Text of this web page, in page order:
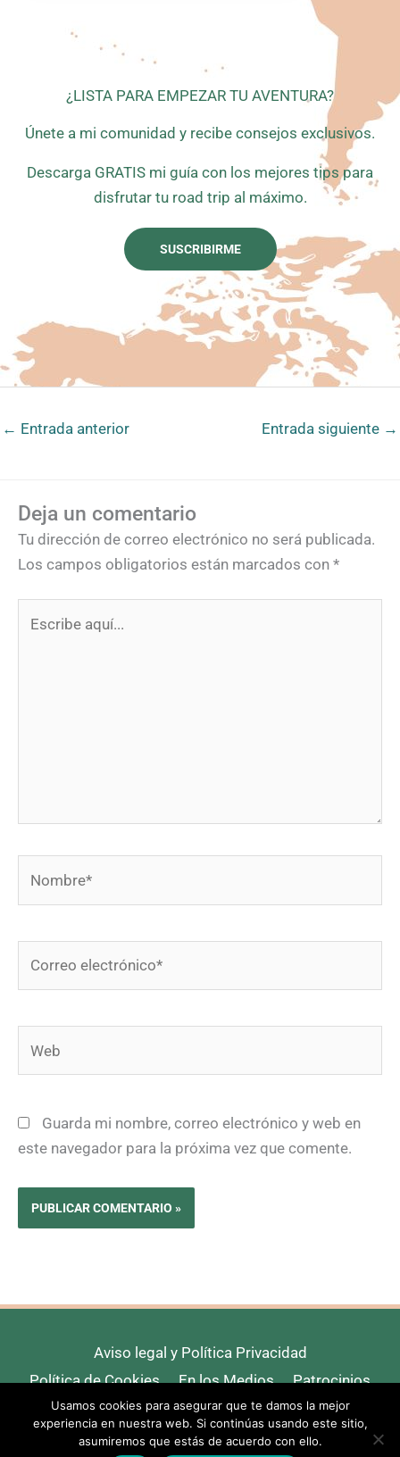
¿LISTA PARA EMPEZAR TU AVENTURA?
Únete a mi comunidad y recibe consejos exclusivos.
Descarga GRATIS mi guía con los mejores tips para
disfrutar tu road trip al máximo.
SUSCRIBIRME
← Entrada anterior Entrada siguiente →
Deja un comentario
Tu dirección de correo electrónico no será publicada.
Los campos obligatorios están marcados con *
Guarda mi nombre, correo electrónico y web en
este navegador para la próxima vez que comente.
Aviso legal y Política Privacidad
Política de Cookies
En los Medios
Patrocinios
Contacto
Copyright © 2026 Van Travellers
Usamos cookies para asegurar que te damos la mejor
experiencia en nuestra web. Si continúas usando este sitio,
asumiremos que estás de acuerdo con ello.